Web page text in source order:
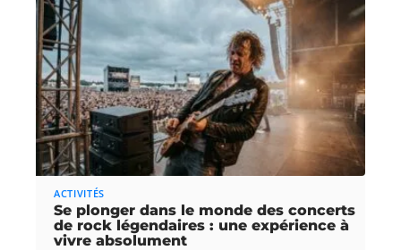
ACTIVITÉS
Se plonger dans le monde des concerts
de rock légendaires : une expérience à
vivre absolument